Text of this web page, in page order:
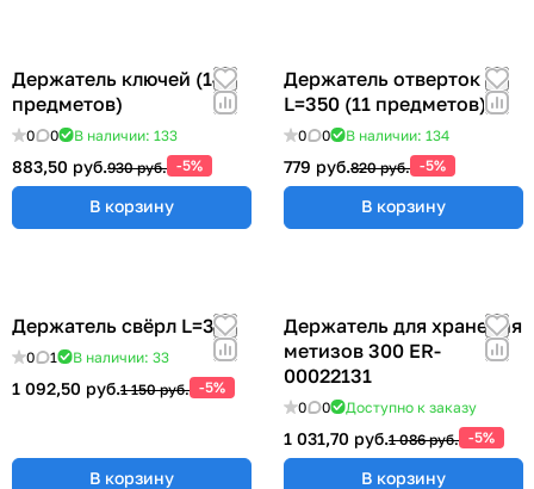
Держатель ключей (14
предметов)
0 0 В наличии: 133
883,50 руб.930 руб. -5%
В корзину
Держатель отверток
L=350 (11 предметов)
0 0 В наличии: 134
779 руб.820 руб. -5%
В корзину
Держатель свёрл L=315
0 1 В наличии: 33
1 092,50 руб.1 150 руб. -5%
В корзину
Держатель для хранения
метизов 300 ER-
00022131
0 0 Доступно к заказу
1 031,70 руб.1 086 руб. -5%
В корзину